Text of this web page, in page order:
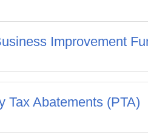
Improvement
Tax Abatements (PTA)